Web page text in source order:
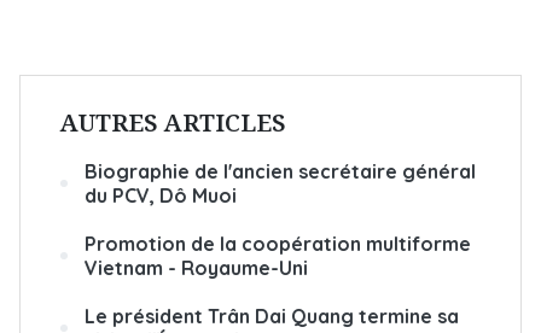
AUTRES ARTICLES
Biographie de l'ancien secrétaire général
du PCV, Dô Muoi
Promotion de la coopération multiforme
Vietnam - Royaume-Uni
Le président Trân Dai Quang termine sa